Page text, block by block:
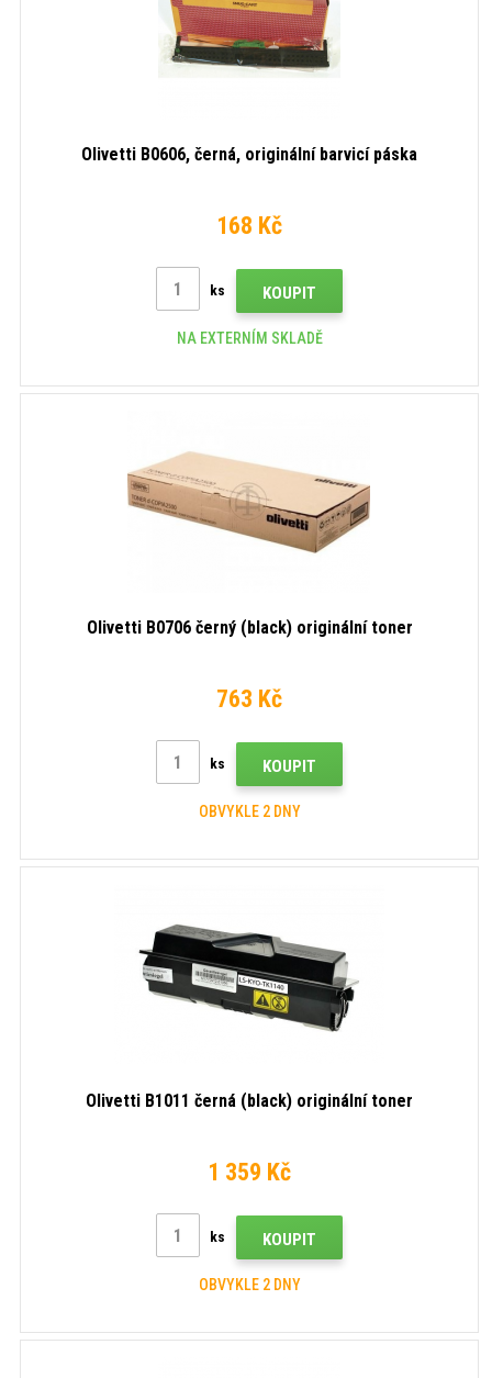
Olivetti B0606, černá, originální barvicí páska
168 Kč
ks KOUPIT
NA EXTERNÍM SKLADĚ
Olivetti B0706 černý (black) originální toner
763 Kč
ks KOUPIT
OBVYKLE 2 DNY
Olivetti B1011 černá (black) originální toner
1 359 Kč
ks KOUPIT
OBVYKLE 2 DNY